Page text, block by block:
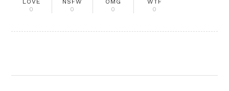
LOVE
0
NSFW
0
OMG
0
WTF
0